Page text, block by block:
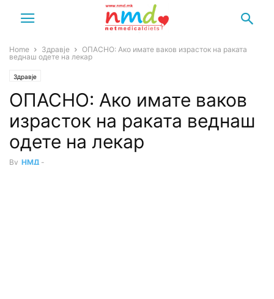
Home Здравје
ОПАСНО: Ако имате ваков израсток на раката
веднаш одете на лекар
Здравје
ОПАСНО: Ако имате ваков
израсток на раката веднаш
одете на лекар
By НМД -